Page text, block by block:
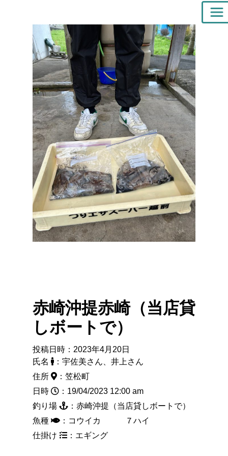
赤崎沖提赤崎（当店貸
しボートで）
投稿日時：2023年4月20日
氏名
：宇佐美さん、井上さん
住所
：笠松町
日時
：19/04/2023 12:00 am
釣り場
：赤崎沖提（当店貸しボートで）
魚種
：コウイカ ７ハイ
仕掛け
：エギング